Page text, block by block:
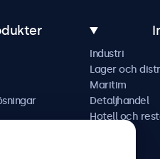
Industri
Lager och
Maritim
Detaljhandel
Hotell och